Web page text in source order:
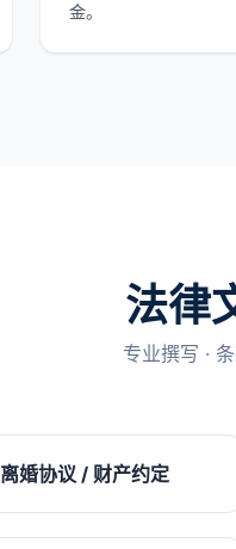
金。
法律
专业撰写 ·
离婚协议 / 财产约定